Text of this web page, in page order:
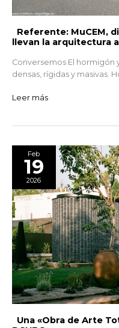
Referente: MuCEM,
llevan la arquitectura
Conversemos El hormigón
densas, rígidas y masivas.
Leer más
Feb
19
2026
Una «Obra de Arte
«Obra
Total»
en
Concreto
Premium
RCUBO